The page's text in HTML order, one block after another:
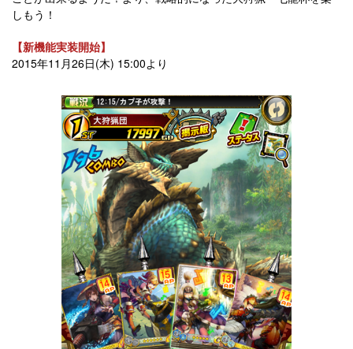
しもう！
【新機能実装開始】
2015年11月26日(木) 15:00より